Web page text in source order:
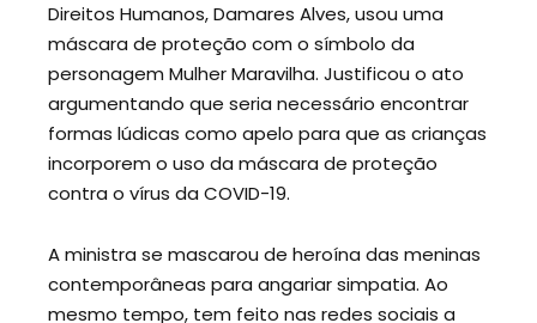
Direitos Humanos, Damares Alves, usou uma
máscara de proteção com o símbolo da
personagem Mulher Maravilha. Justificou o ato
argumentando que seria necessário encontrar
formas lúdicas como apelo para que as crianças
incorporem o uso da máscara de proteção
contra o vírus da COVID-19.
A ministra se mascarou de heroína das meninas
contemporâneas para angariar simpatia. Ao
mesmo tempo, tem feito nas redes sociais a